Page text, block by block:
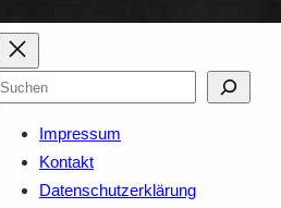
Suchen
Impressum
Kontakt
Datenschutzerklärung